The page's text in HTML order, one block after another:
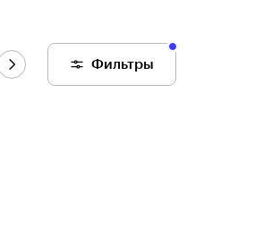
Фильтры
Цифровой колледж